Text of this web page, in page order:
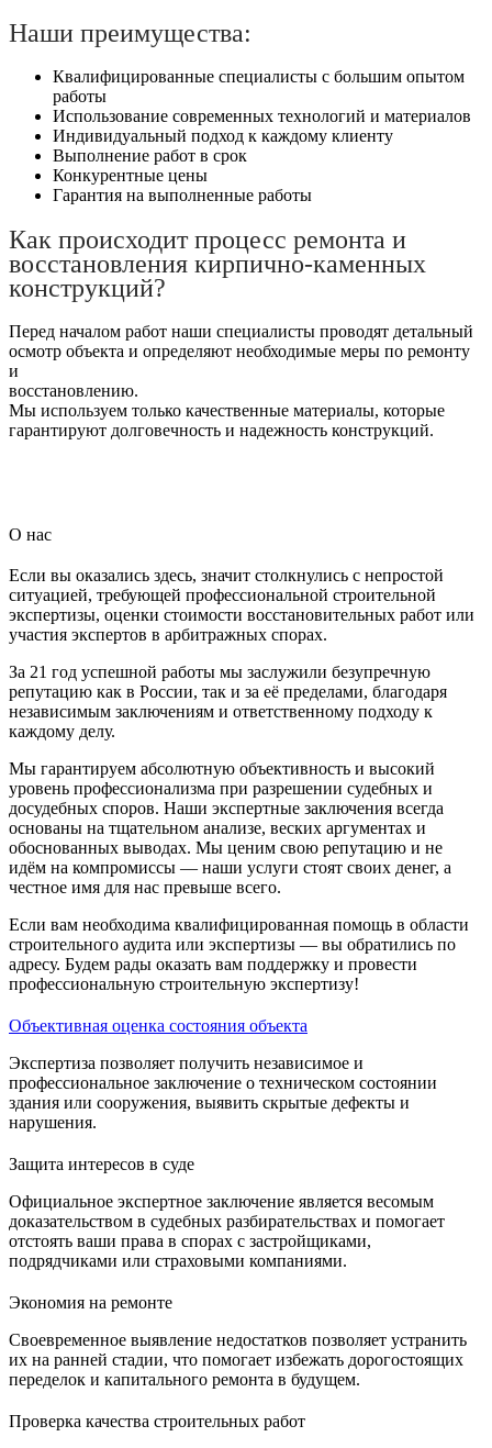
Наши преимущества:
Квалифицированные специалисты с большим опытом
работы
Использование современных технологий и материалов
Индивидуальный подход к каждому клиенту
Выполнение работ в срок
Конкурентные цены
Гарантия на выполненные работы
Как происходит процесс ремонта и
восстановления кирпично-каменных
конструкций?
Перед началом работ наши специалисты проводят детальный
осмотр объекта и определяют необходимые меры по ремонту
и
восстановлению.
Мы используем только качественные материалы, которые
гарантируют долговечность и надежность конструкций.
О нас
Если вы оказались здесь, значит столкнулись с непростой
ситуацией, требующей профессиональной строительной
экспертизы, оценки стоимости восстановительных работ или
участия экспертов в арбитражных спорах.
За 21 год успешной работы мы заслужили безупречную
репутацию как в России, так и за её пределами, благодаря
независимым заключениям и ответственному подходу к
каждому делу.
Мы гарантируем абсолютную объективность и высокий
уровень профессионализма при разрешении судебных и
досудебных споров. Наши экспертные заключения всегда
основаны на тщательном анализе, веских аргументах и
обоснованных выводах. Мы ценим свою репутацию и не
идём на компромиссы — наши услуги стоят своих денег, а
честное имя для нас превыше всего.
Если вам необходима квалифицированная помощь в области
строительного аудита или экспертизы — вы обратились по
адресу. Будем рады оказать вам поддержку и провести
профессиональную строительную экспертизу!
Объективная оценка состояния объекта
Экспертиза позволяет получить независимое и
профессиональное заключение о техническом состоянии
здания или сооружения, выявить скрытые дефекты и
нарушения.
Защита интересов в суде
Официальное экспертное заключение является весомым
доказательством в судебных разбирательствах и помогает
отстоять ваши права в спорах с застройщиками,
подрядчиками или страховыми компаниями.
Экономия на ремонте
Своевременное выявление недостатков позволяет устранить
их на ранней стадии, что помогает избежать дорогостоящих
переделок и капитального ремонта в будущем.
Проверка качества строительных работ